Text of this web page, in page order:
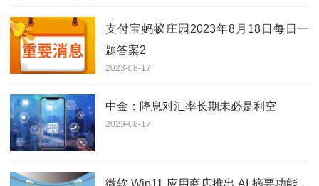
支付宝蚂蚁庄园2023年8月18日每日一
题答案2
2023-08-17
中金：降息对汇率长期未必是利空
2023-08-17